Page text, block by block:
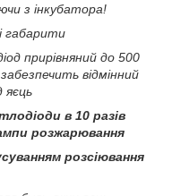
з інкубатора!
габарити
прирівняний до 500
відмінний
яєць
в 10 разів
розжарювання
розсіювання